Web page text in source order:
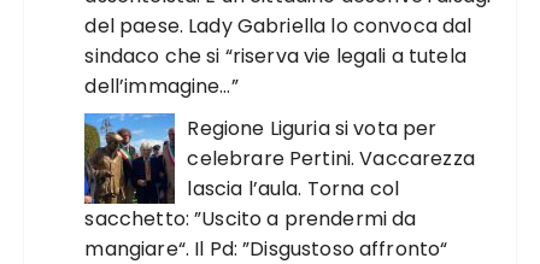
del paese. Lady Gabriella lo convoca dal
sindaco che si “riserva vie legali a tutela
dell’immagine…”
Regione Liguria si vota per
celebrare Pertini. Vaccarezza
lascia l’aula. Torna col
sacchetto: ”Uscito a prendermi da
mangiare“. Il Pd: ”Disgustoso affronto“